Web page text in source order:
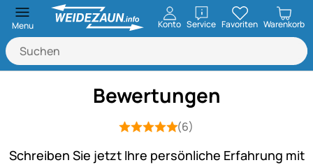
Menu Konto ServiceöffnenFavoriten Warenkorb
Bewertungen
Bewertung: 5 von 5 (6 Bewertungen)
6 Bewertungen
(6)
Schreiben Sie jetzt Ihre persönliche Erfahrung mit